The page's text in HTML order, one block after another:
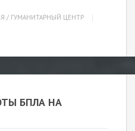
/ ГУМАНИТАРНЫЙ ЦЕНТР
БПЛА НА